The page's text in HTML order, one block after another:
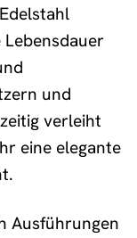
und
verleiht
eine elegante
Ausführungen